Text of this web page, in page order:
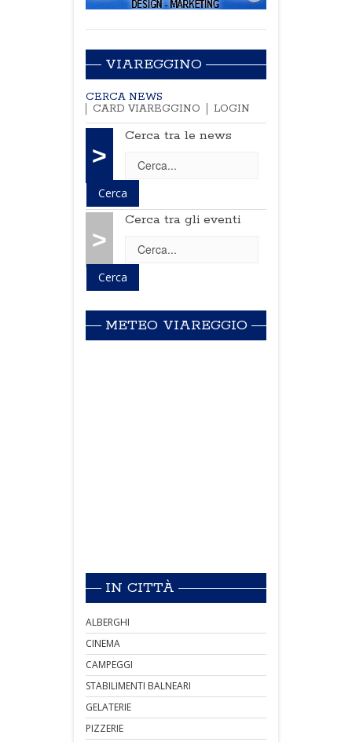
VIAREGGINO
CERCA NEWS
CARD VIAREGGINO
LOGIN
>
Cerca tra le news
>
Cerca tra gli eventi
METEO VIAREGGIO
IN CITTÀ
ALBERGHI
CINEMA
CAMPEGGI
STABILIMENTI BALNEARI
GELATERIE
PIZZERIE